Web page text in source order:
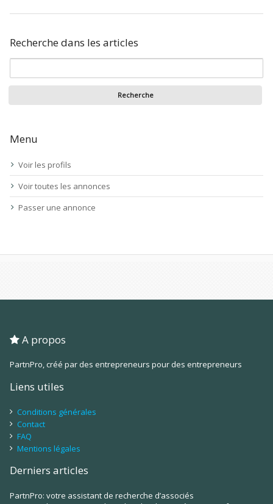
Recherche dans les articles
Menu
Voir les profils
Voir toutes les annonces
Passer une annonce
A propos
PartnPro, créé par des entrepreneurs pour des entrepreneurs
Liens utiles
Conditions générales
Contact
FAQ
Mentions légales
Derniers articles
PartnPro: votre assistant de recherche d’associés